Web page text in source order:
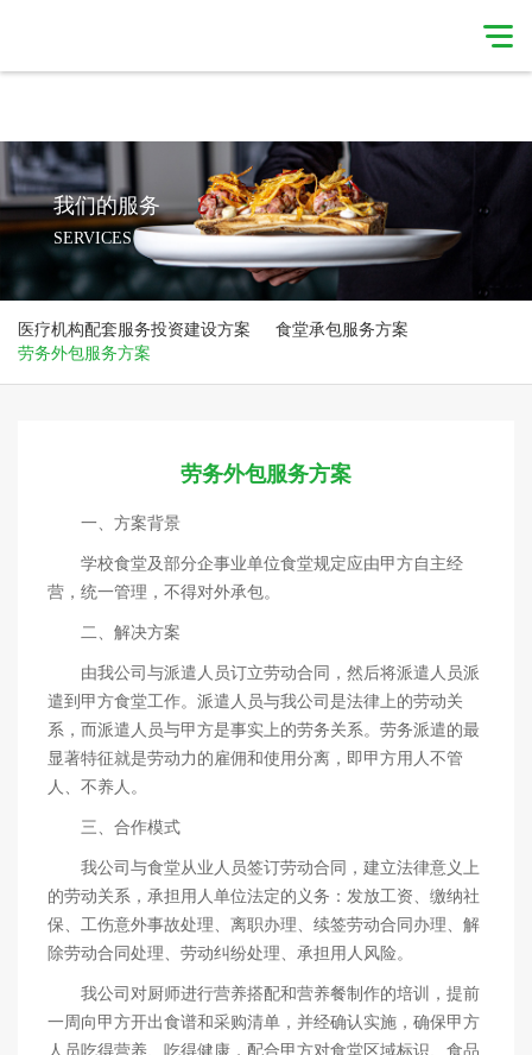
星空体育·（中国）官方网站
官方网站-
XINGKONG
SPORTS
集团简介
我们的服务 我们的优势
新闻简讯 合作伙伴
我们的服务
SERVICES
医疗机构配套服务投资建设方案
食堂承包服务方案
劳务外包服务方案
劳务外包服务方案
一、方案背景
学校食堂及部分企事业单位食堂规定应由甲方自主经
营，统一管理，不得对外承包。
二、解决方案
由我公司与派遣人员订立劳动合同，然后将派遣人员派
遣到甲方食堂工作。派遣人员与我公司是法律上的劳动关
系，而派遣人员与甲方是事实上的劳务关系。劳务派遣的最
显著特征就是劳动力的雇佣和使用分离，即甲方用人不管
人、不养人。
三、合作模式
我公司与食堂从业人员签订劳动合同，建立法律意义上
的劳动关系，承担用人单位法定的义务：发放工资、缴纳社
保、工伤意外事故处理、离职办理、续签劳动合同办理、解
除劳动合同处理、劳动纠纷处理、承担用人风险。
我公司对厨师进行营养搭配和营养餐制作的培训，提前
一周向甲方开出食谱和采购清单，并经确认实施，确保甲方
人员吃得营养、吃得健康，配合甲方对食堂区域标识、食品